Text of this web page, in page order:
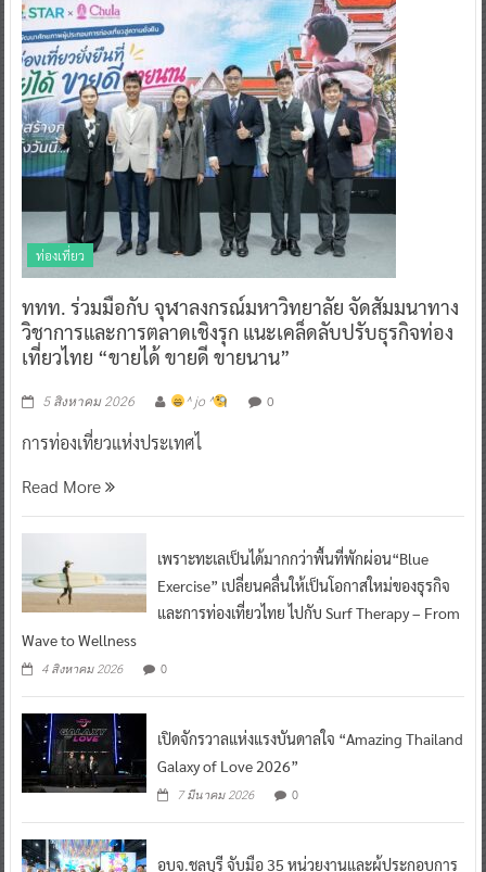
ท่องเที่ยว
ททท. ร่วมมือกับ จุฬาลงกรณ์มหาวิทยาลัย จัดสัมมนาทาง
วิชาการและการตลาดเชิงรุก แนะเคล็ดลับปรับธุรกิจท่อง
เที่ยวไทย “ขายได้ ขายดี ขายนาน”
5 สิงหาคม 2026 ^ jo ^ 0
การท่องเที่ยวแห่งประเทศไ
Read More
เพราะทะเลเป็นได้มากกว่าพื้นที่พักผ่อน“Blue
Exercise” เปลี่ยนคลื่นให้เป็นโอกาสใหม่ของธุรกิจ
และการท่องเที่ยวไทย ไปกับ Surf Therapy – From
Wave to Wellness
4 สิงหาคม 2026 0
เปิดจักรวาลแห่งแรงบันดาลใจ “Amazing Thailand
Galaxy of Love 2026”
7 มีนาคม 2026 0
อบจ.ชลบุรี จับมือ 35 หน่วยงานและผู้ประกอบการ